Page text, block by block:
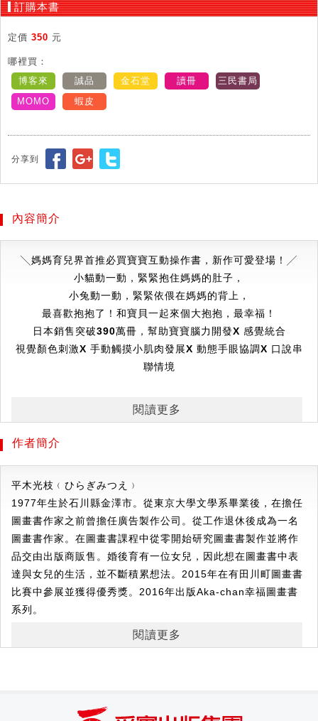
訂購本書
定價 350 元
哪裡買：
博客來
誠品 金石堂 讀冊
三民書局
MOMO
蝦皮
分享到
內容簡介
╲媽媽育兒界首推必買寶寶互動操作書，新作可愛登場！ ╱
小貓動一動，緊緊抱住媽媽的肚子，
小兔動一動，緊緊依偎在媽媽的背上，
最喜歡抱抱了！和寶貝一起來個大抱抱，最幸福！
日本銷售突破390萬冊，幫助寶寶腦力開發Χ 感覺統合
視覺顏色刺激Χ 手動觸摸小肌肉發展Χ 動態手眼協調Χ 口說串
聯情境
喵喵喵！小貓滑下來，貼在貓媽媽肚子上，
咻！咻！兩隻小兔一起滑下來，貼在兔媽媽背上，
本！
快把寶貝抱進懷裡吧！
每次閱讀都能刺激感官，也幫助小寶寶建立動作與結果之間的
聯繫。
玩，是孩子最重要的自主學習！
讓寶寶從遊戲中探索，刺激多感官學習，重複多次練習，
促進寶寶全腦開發的黃金生長期。
寶寶腦力發展的階段順序：
第三階段2、3歲開始：培育個性
閱讀更多
作者簡介
平木光枝﹙ひらぎみつえ﹚
1977年生於石川縣金澤市。從東京大學文學系畢業後，在擔任
圖畫書作家之前曾擔任廣告製作公司。從工作退休後成為一名
圖畫書作家。在圖畫書課程中從零開始研究圖畫書製作並將作
品交由出版商販售。婚後育有一位女兒，因此想在圖畫書中表
達與女兒的生活，並不斷積累想法。2015年在有田川町圖畫書
比賽中參展並獲得優秀獎。2016年出版Aka-chan幸福圖畫書
系列。
閱讀更多